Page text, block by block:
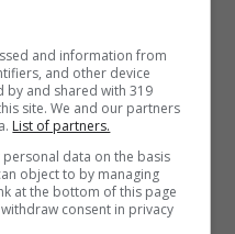
perJhon
in scadenza tra un
estate è alla
Il Bologna
della clausola
15 luglio) o
and information from
and other device
by and shared with 319
site. We and our partners
List of partners.
data on the basis
object to by managing
at the bottom of this page
consent in privacy